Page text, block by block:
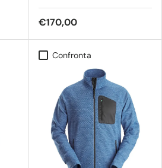
€170,00
Confronta